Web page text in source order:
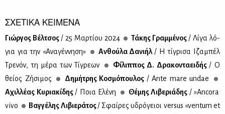
ΣΧΕΤΙΚΑ ΚΕΙΜΕΝΑ
Γιώρ­γος Βέλ­τσος / 25 Μαρ­τί­ου 2024 Τά­κης Γραμ­μέ­νος / Λί­γα λό­
για για την «Ανα­γέν­νη­ση»
Αν­θού­λα Δα­νι­ήλ / Η τί­γρι­σα Ιζα­μπέλ
Τρε­νόν, τη μέ­ρα των Τί­γρε­ων
Φί­λιπ­πος Δ. Δρα­κο­ντα­ει­δής / Ο
θεί­ος Zή­σι­μος
Δη­μή­τρης Κο­σμό­που­λος / Ante mare undae
Αχιλ­λέ­ας Κυ­ρια­κί­δης / Ποια Ελέ­νη Θέ­μης Λι­βε­ριά­δης / »Αncora
vivo
Βαγ­γέ­λης Λι­βιε­ρά­τος/ Σφαί­ρες υδρό­γειοι versus «ventum et